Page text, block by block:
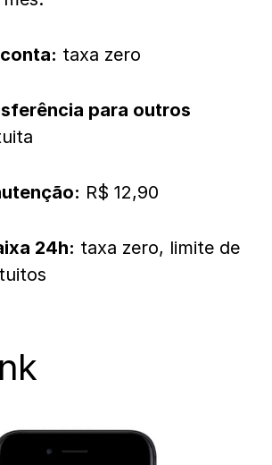
taxa zero
para outros
R$ 12,90
24h: taxa zero, limite de